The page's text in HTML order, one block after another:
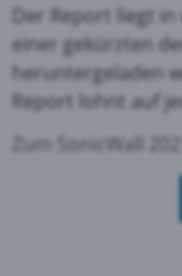
Der Report liegt
einer gekürzten
heruntergeladen
Report lohnt auf
Zum SonicWall